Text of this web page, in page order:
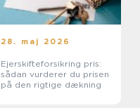
28. maj 2026
Ejerskifteforsikring pris:
sådan vurderer du prisen
på den rigtige dækning